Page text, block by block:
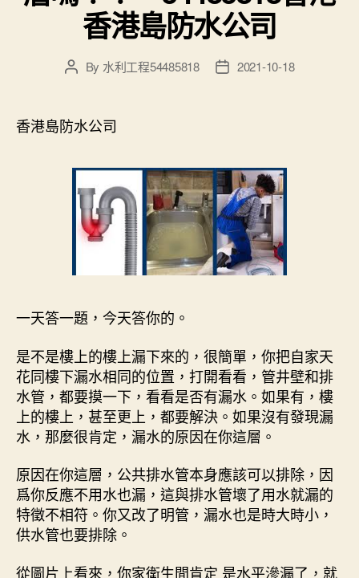
香港島防水公司
PostBy 水利工程54485818
Post2021-10-18
香港島防水公司
一天答一題，今天答你的。
是不是樓上的樓上漏下來的，很簡單，你把自家天
花同樓下漏水相同的位置，打開看看，管井壁和排
水管，都要摸一下，看看是否有漏水。如果有，樓
上的樓上，甚至更上，都要解決。如果沒有發現漏
水，那麼很肯定，漏水的原因在你這層。
原因在你這層，公共排水管本身應該可以排除，因
爲你反應不用水也漏，這與排水管壞了用水就漏的
特徵不相符。你又改了明管，漏水也是時大時小，
供水管也要排除。
從圖片上看來，你家衛生間肯定 是水平滲漏了，就